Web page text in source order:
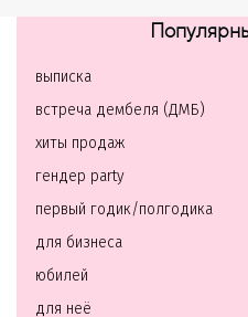
выписка
встреча дембеля (ДМБ)
хиты продаж
гендер party
первый годик/полгодика
для бизнеса
юбилей
для неё